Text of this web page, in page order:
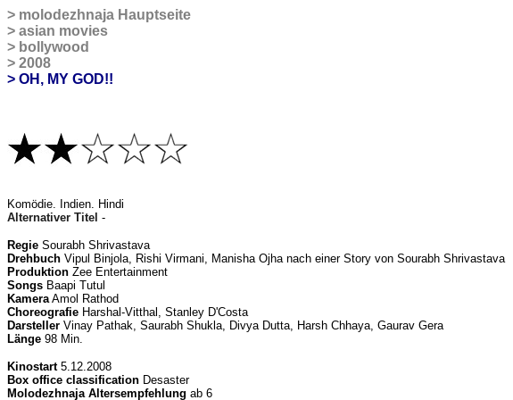
> molodezhnaja Hauptseite
> asian movies
> bollywood
> 2008
> OH, MY GOD!!
Komödie. Indien. Hindi
Alternativer Titel -
Regie Sourabh Shrivastava
Drehbuch Vipul Binjola, Rishi Virmani, Manisha Ojha nach einer Story von Sourabh Shrivastava
Produktion Zee Entertainment
Songs Baapi Tutul
KameraAmol Rathod
Choreografie Harshal-Vitthal, Stanley D'Costa
Darsteller Vinay Pathak, Saurabh Shukla, Divya Dutta, Harsh Chhaya, Gaurav Gera
Länge 98 Min.
Kinostart5.12.2008
Box office classification Desaster
Molodezhnaja Altersempfehlung ab 6